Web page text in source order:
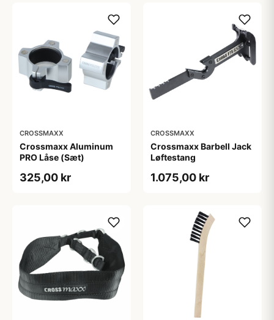
CROSSMAXX
Crossmaxx Aluminum
PRO Låse (Sæt)
325,00 kr
CROSSMAXX
Crossmaxx Barbell Jack
Løftestang
1.075,00 kr